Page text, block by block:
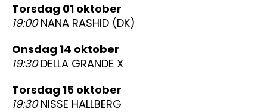
torsdag 01 oktober
19:00NANA RASHID (DK)
onsdag 14 oktober
19:30DELLA GRANDE X
torsdag 15 oktober
19:30NISSE HALLBERG